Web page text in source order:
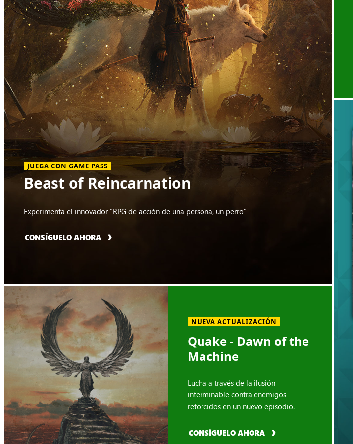
JUEGA CON GAME PASS
Beast of Reincarnation
Experimenta el innovador "RPG de acción de una persona, un perro"
CONSÍGUELO AHORA
NUEVA ACTUALIZACIÓN
Quake - Dawn of the
Machine
Lucha a través de la ilusión
interminable contra enemigos
retorcidos en un nuevo episodio.
CONSÍGUELO AHORA